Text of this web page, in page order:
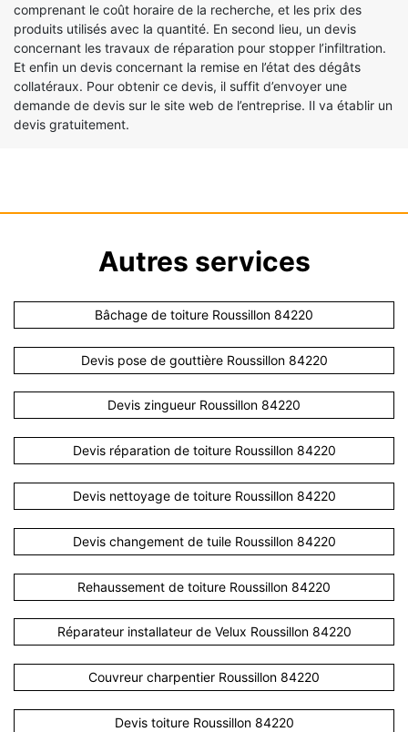
comprenant le coût horaire de la recherche, et les prix des
produits utilisés avec la quantité. En second lieu, un devis
concernant les travaux de réparation pour stopper l’infiltration.
Et enfin un devis concernant la remise en l’état des dégâts
collatéraux. Pour obtenir ce devis, il suffit d’envoyer une
demande de devis sur le site web de l’entreprise. Il va établir un
devis gratuitement.
Autres services
Bâchage de toiture Roussillon 84220
Devis pose de gouttière Roussillon 84220
Devis zingueur Roussillon 84220
Devis réparation de toiture Roussillon 84220
Devis nettoyage de toiture Roussillon 84220
Devis changement de tuile Roussillon 84220
Rehaussement de toiture Roussillon 84220
Réparateur installateur de Velux Roussillon 84220
Couvreur charpentier Roussillon 84220
Devis toiture Roussillon 84220